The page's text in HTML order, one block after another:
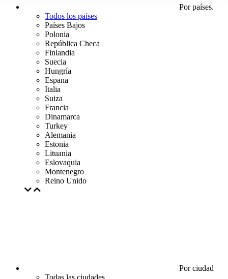
Por países.
Todos los países
Países Bajos
Polonia
República Checa
Finlandia
Suecia
Hungría
Espana
Italia
Suiza
Francia
Dinamarca
Turkey
Alemania
Estonia
Lituania
Eslovaquia
Montenegro
Reino Unido
Por ciudad
Todas las ciudades